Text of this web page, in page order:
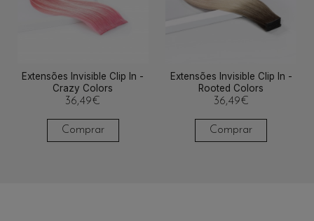
Extensões Invisible Clip In -
Crazy Colors
36,49€
Comprar
Extensões Invisible Clip In -
Rooted Colors
36,49€
Comprar